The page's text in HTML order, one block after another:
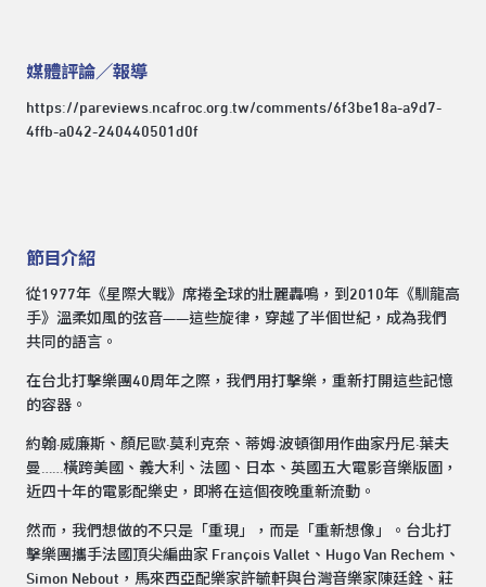
媒體評論／報導
https://pareviews.ncafroc.org.tw/comments/6f3be18a-a9d7-
4ffb-a042-240440501d0f
節目介紹
從1977年《星際大戰》席捲全球的壯麗轟鳴，到2010年《馴龍高
手》溫柔如風的弦音——這些旋律，穿越了半個世紀，成為我們
共同的語言。
在台北打擊樂團40周年之際，我們用打擊樂，重新打開這些記憶
的容器。
約翰·威廉斯、顏尼歐·莫利克奈、蒂姆·波頓御用作曲家丹尼·葉夫
曼……橫跨美國、義大利、法國、日本、英國五大電影音樂版圖，
近四十年的電影配樂史，即將在這個夜晚重新流動。
然而，我們想做的不只是「重現」，而是「重新想像」。台北打
擊樂團攜手法國頂尖編曲家 François Vallet、Hugo Van Rechem、
Simon Nebout，馬來西亞配樂家許毓軒與台灣音樂家陳廷銓、莊